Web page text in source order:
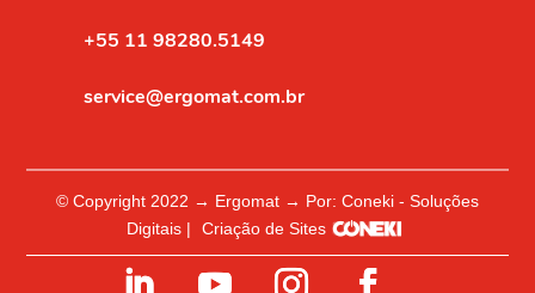
+55 11 98280.5149
service@ergomat.com.br
© Copyright 2022 → Ergomat → Por: Coneki - Soluções
Digitais |
Criação de Sites